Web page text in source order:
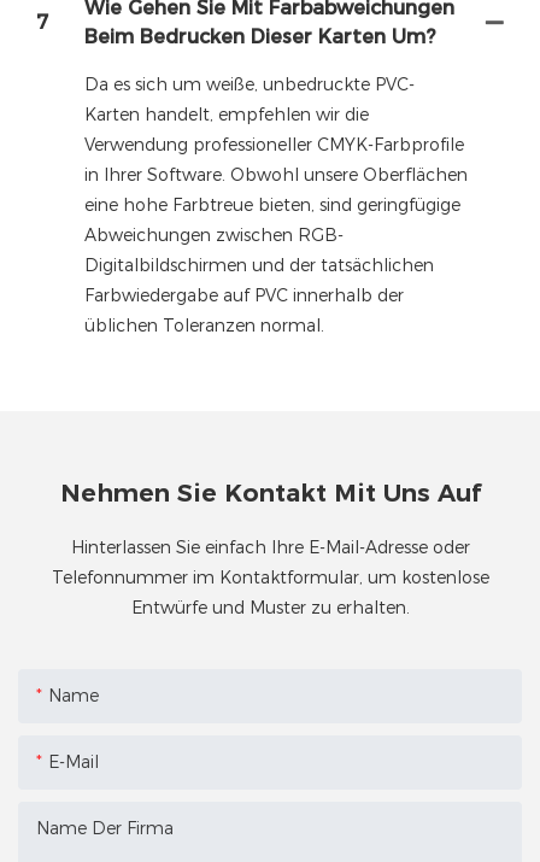
7
Wie Gehen Sie Mit Farbabweichungen
Beim Bedrucken Dieser Karten Um?
Da es sich um weiße, unbedruckte PVC-
Karten handelt, empfehlen wir die
Verwendung professioneller CMYK-Farbprofile
in Ihrer Software. Obwohl unsere Oberflächen
eine hohe Farbtreue bieten, sind geringfügige
Abweichungen zwischen RGB-
Digitalbildschirmen und der tatsächlichen
Farbwiedergabe auf PVC innerhalb der
üblichen Toleranzen normal.
Nehmen Sie Kontakt Mit Uns Auf
Hinterlassen Sie einfach Ihre E-Mail-Adresse oder
Telefonnummer im Kontaktformular, um kostenlose
Entwürfe und Muster zu erhalten.
Name
E-Mail
Name Der Firma